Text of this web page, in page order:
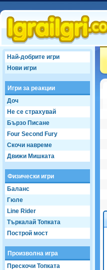
Най-добрите игри
Нови игри
Игри за реакции
Доч
Не се страхувай
Бързо Писане
Four Second Fury
Скочи навреме
Движи Мишката
Физически игри
Баланс
Гюле
Line Rider
Търкалай Топката
Построй мост
Произволна игра
Прескочи Топката